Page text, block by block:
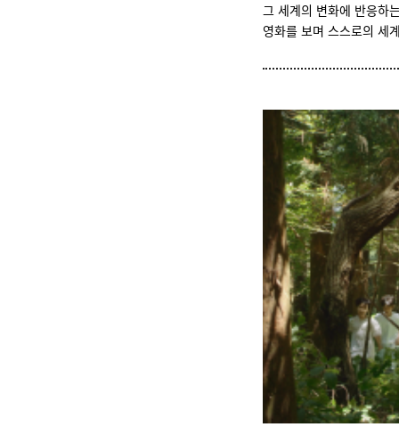
그 세계의 변화에 반응하
영화를 보며 스스로의 세